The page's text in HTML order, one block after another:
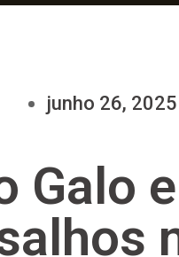
junho 26, 2025
Galo